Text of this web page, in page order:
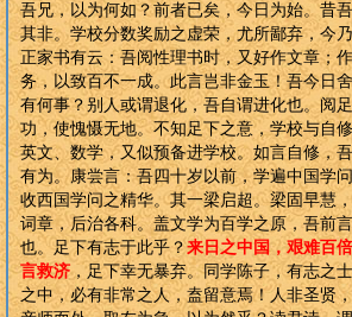
吾兄，以为何如？前者已矣，今日为始。昔
其非。学校分数奖励之虚荣，尤所鄙弃，今
正家书有云：吾阅性理书时，又好作文章；
务，以致百不一成。此言岂非金玉！吾今日
有何事？别人或谓退化，吾自谓进化也。阅
功，使愧慑无地。不知足下之意，学校与自
英文、数学，又似预备进学校。如言自修，
有为。康尝言：吾四十岁以前，学遍中国学
收西国学问之精华。其一梁启超。梁固早慧
词章，后治各科。盖文学为百学之原，吾前
也。足下有志于此乎？来日之中国，艰难百
言救济，足下幸无暴弃。同学陈子，有志之
之中，必有非常之人，盍留意焉！人非圣贤